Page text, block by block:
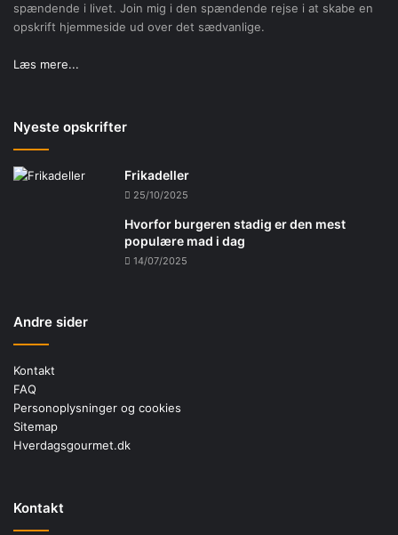
spændende i livet. Join mig i den spændende rejse i at skabe en
opskrift hjemmeside ud over det sædvanlige.
Læs mere...
Nyeste opskrifter
Frikadeller
25/10/2025
Hvorfor burgeren stadig er den mest
populære mad i dag
14/07/2025
Andre sider
Kontakt
FAQ
Personoplysninger og cookies
Sitemap
Hverdagsgourmet.dk
Kontakt